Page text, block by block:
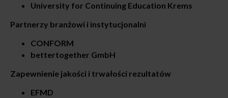
University for Continuing Education Krems
Partnerzy branżowi i instytucjonalni
CONFORM
bettertogether GmbH
Zapewnienie jakości i trwałości rezultatów
EFMD